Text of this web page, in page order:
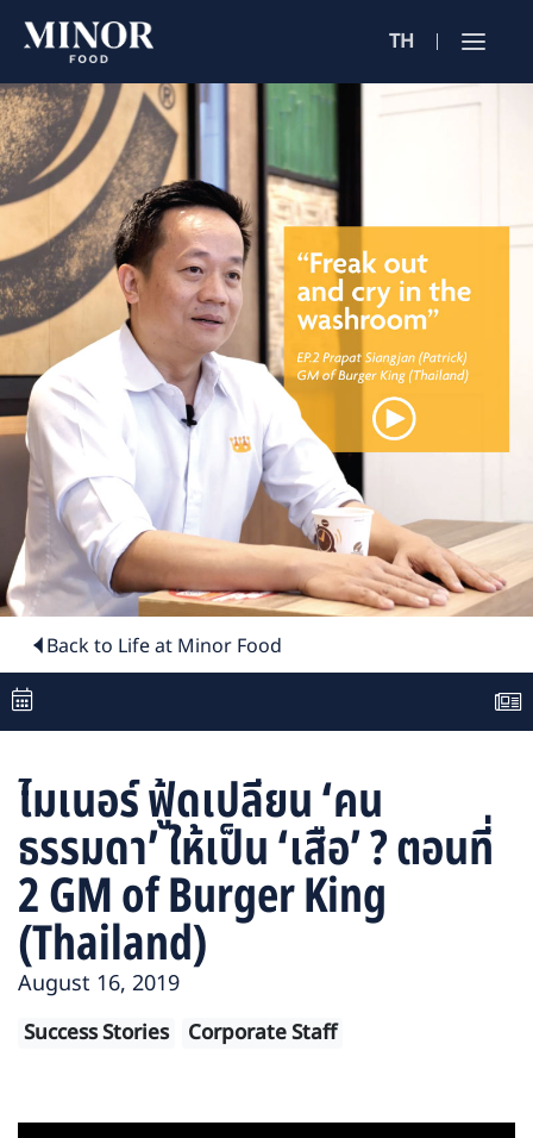
Back to Life at Minor Food
ไมเนอร์ ฟู้ดเปลี่ยน ‘คน
ธรรมดา’ ให้เป็น ‘เสือ’ ? ตอนที่
2 GM of Burger King
(Thailand)
August 16, 2019
Success Stories Corporate Staff
Jobs
ค้นหาจากชื่อร้าน
ค้นหาจากเนื้อหา
TH